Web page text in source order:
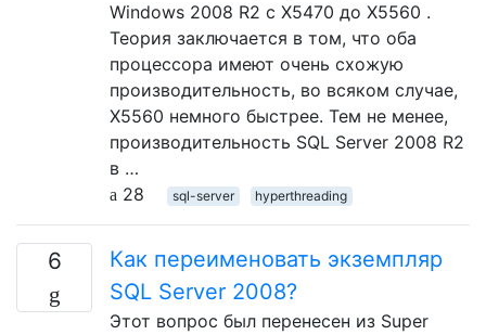
Windows 2008 R2 с X5470 до X5560 .
Теория заключается в том, что оба
процессора имеют очень схожую
производительность, во всяком случае,
X5560 немного быстрее. Тем не менее,
производительность SQL Server 2008 R2
в …
28
sql-server hyperthreading
6
Как переименовать экземпляр
SQL Server 2008?
Этот вопрос был перенесен из Super